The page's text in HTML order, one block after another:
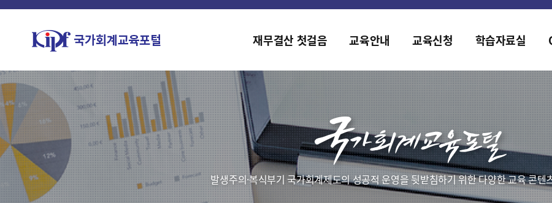
홈페이지가 새롭게 개편되었습니다.
재무결산 첫걸음 교육안내 교육신청 학습자료실
발생주의·복식부기 국가회계제도의 성공적 운영을 뒷받침하기 위한 다양한 교육 콘텐